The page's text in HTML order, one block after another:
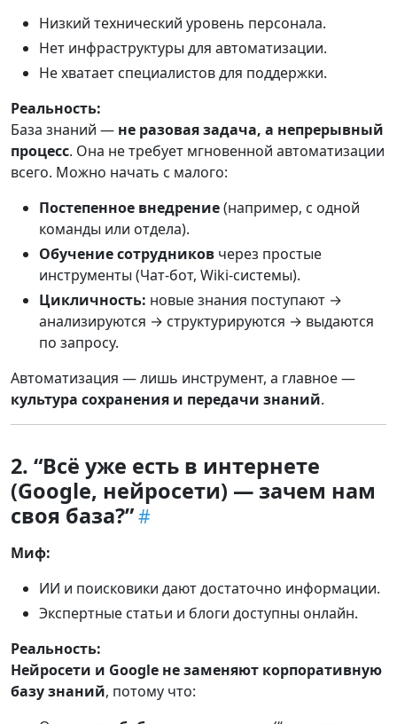
Низкий технический уровень персонала.
Нет инфраструктуры для автоматизации.
Не хватает специалистов для поддержки.
Реальность:
База знаний — не разовая задача, а непрерывный
процесс. Она не требует мгновенной автоматизации
всего. Можно начать с малого:
Постепенное внедрение(например, с одной
команды или отдела).
Обучение сотрудников через простые
инструменты (Чат-бот, Wiki-системы).
Цикличность: новые знания поступают →
анализируются → структурируются → выдаются
по запросу.
Автоматизация — лишь инструмент, а главное —
культура сохранения и передачи знаний.
2. “Всё уже есть в интернете
(Google, нейросети) — зачем нам
своя база?”
Миф:
ИИ и поисковики дают достаточно информации.
Экспертные статьи и блоги доступны онлайн.
Реальность:
Нейросети и Google не заменяют корпоративную
базу знаний, потому что: